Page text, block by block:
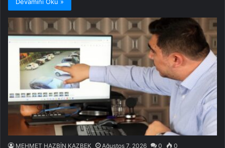
Devamını Oku »
MEHMET HAZBİN KAZBEK Ağustos 7, 2026 0 0